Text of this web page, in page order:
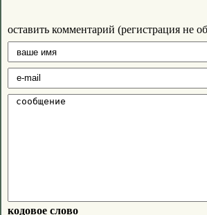
оставить комментарий (регистрация не
кодовое слово